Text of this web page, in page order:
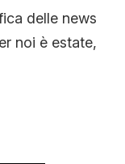
delle news
noi è estate,